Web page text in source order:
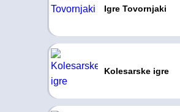
Igre Tovornjaki
Kolesarske igre